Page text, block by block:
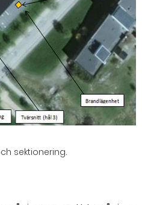
sektionering.